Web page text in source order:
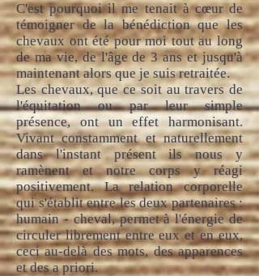
C'est pourquoi il me tenait à cœur de
témoigner de la bénédiction que les
chevaux ont été pour moi tout au long
de ma vie, de l'âge de 3 ans et jusqu'à
maintenant alors que je suis retraitée.
Les chevaux, que ce soit au travers de
l'équitation ou par leur simple
présence, ont un effet harmonisant.
Vivant constamment et naturellement
dans l'instant présent ils nous y
ramènent et notre corps y réagi
positivement. La relation corporelle
qui s'établit entre les deux partenaires :
humain - cheval, permet à l'énergie de
circuler librement entre eux et en eux,
ceci au-delà des mots, des apparences
et des a priori.